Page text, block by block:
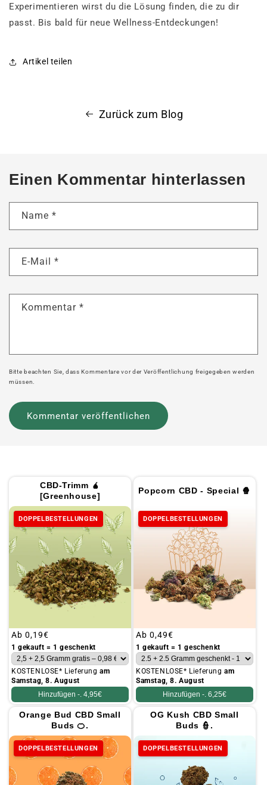
Experimentieren wirst du die Lösung finden, die zu dir
passt. Bis bald für neue Wellness-Entdeckungen!
Artikel teilen
Zurück zum Blog
Einen Kommentar hinterlassen
Name *
E-Mail *
Kommentar *
Bitte beachten Sie, dass Kommentare vor der Veröffentlichung freigegeben werden
müssen.
CBD-Trimm 🧉
[Greenhouse]
DOPPELBESTELLUNGEN
Üblicher
Preis
Ab 0,19€
1 gekauft = 1 geschenkt
KOSTENLOSE* Lieferungam
Samstag, 8. August
Hinzufügen -. 4,95€
Popcorn CBD - Special 🍿
DOPPELBESTELLUNGEN
Üblicher
Preis
Ab 0,49€
1 gekauft = 1 geschenkt
KOSTENLOSE* Lieferungam
Samstag, 8. August
Hinzufügen -. 6,25€
Orange Bud CBD Small
Buds 🍊.
DOPPELBESTELLUNGEN
OG Kush CBD Small
Buds 👮.
DOPPELBESTELLUNGEN